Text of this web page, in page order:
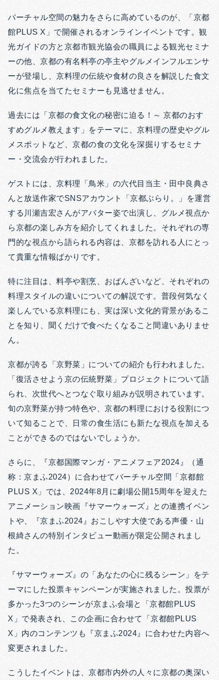
バーチャル空間の魅力をさらに高めているのが、「京都
館PLUS X」で開催されるオンラインイベントです。観
光ガイドの方と京都市観光協会の職員による観光セミナ
ーの他、京都の有名料亭の亭主やグルメインフルエンサ
ーが登場し、京料理の伝統や食材の良さを解説した食文
化に焦点を当てたセミナーも見逃せません。
過去には「京都の食文化の秘密に迫る！～ 京都のおす
すめグルメ教えます」をテーマに、京料理の歴史やグル
メスポットなど、京都の食の文化を深掘りするセミナ
ー・交流会が行われました。
ゲストには、京料理「鳥米」の六代目当主・田中良典さ
んと放送作家でSNSアカウント「京都ぶらり。」を運営
する川瀬吉宏さんがアバター姿で出演し、グルメ視点か
ら京都の楽しみ方を紹介してくれました。それぞれの専
門的な視点から語られる内容は、京都を訪れる人にとっ
て貴重な情報ばかりです。
特に注目は、料亭や割烹、おばんざいなど、それぞれの
料理スタイルの違いについての解説です。普段何気なく
楽しんでいる京料理にも、実は深い文化的背景があるこ
とを知り、聞くだけで食べたくなること間違いありませ
ん。
京都が誇る「京野菜」についての紹介も行われました。
「復活させよう京の伝統野菜」プロジェクトについて語
られ、次世代へとつなぐ取り組みが説明されています。
旬の京野菜が持つ特色や、京都の料理における役割につ
いて知ることで、日常の食生活にも新たな視点を加える
ことができるのではないでしょうか。
さらに、『京都国際マンガ・アニメフェア2024』（通
称：京まふ2024）に合わせてバーチャル空間「京都館
PLUS X」では、2024年8月に劇場公開15周年を迎えた
アニメーション映画『サマーウォーズ』との連携イベン
トや、『京まふ2024』おこしやす大使である声優・山
根綺さんの特別インタビュー動画が限定公開されまし
た。
『サマーウォーズ』の「あなたの心に残るシーン」をテ
ーマにした投票キャンペーンが実施されました。投票が
多かった3つのシーンが京まふ会場と「京都館PLUS
X」で発表され、
この企画に合わせて「京都館PLUS
X」内のコンテンツも『京まふ2024』に合わせた内容へ
変更されました。
こうしたイベントは、京都市内外の人々に京都の奥深い